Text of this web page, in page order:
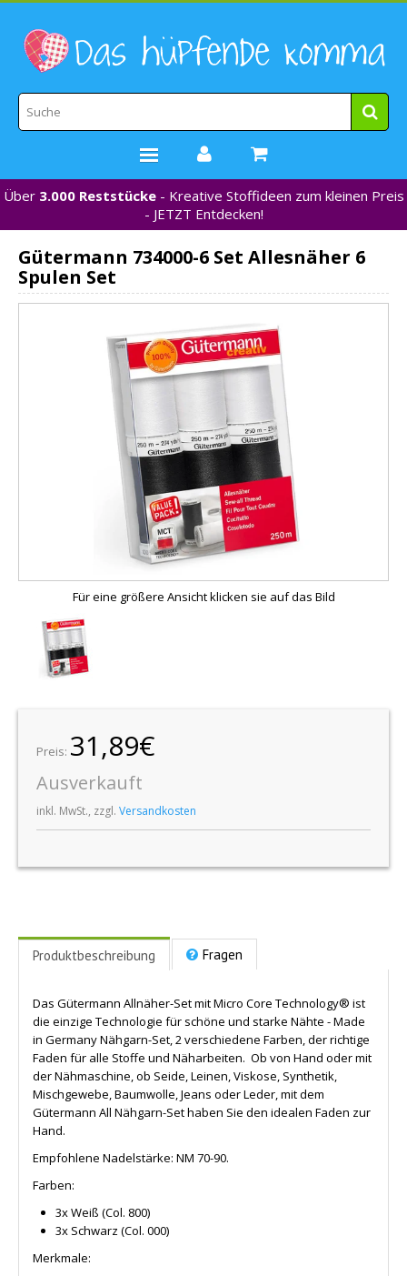
STOFFE
WEBBÄNDER
MARKEN
*NEU*
% REDUZIERT %
Über 3.000 Reststücke- Kreative Stoffideen zum kleinen Preis
- JETZT Entdecken!
Gütermann 734000-6 Set Allesnäher 6
Spulen Set
Für eine größere Ansicht klicken sie auf das Bild
Preis: 31,89€
Ausverkauft
inkl. MwSt., zzgl.Versandkosten
Produktbeschreibung Fragen
Das Gütermann Allnäher-Set mit Micro Core Technology® ist
die einzige Technologie für schöne und starke Nähte - Made
in Germany Nähgarn-Set, 2 verschiedene Farben, der richtige
Faden für alle Stoffe und Näharbeiten. Ob von Hand oder mit
der Nähmaschine, ob Seide, Leinen, Viskose, Synthetik,
Mischgewebe, Baumwolle, Jeans oder Leder, mit dem
Gütermann All Nähgarn-Set haben Sie den idealen Faden zur
Hand.
Empfohlene Nadelstärke: NM 70-90.
Farben:
3xWeiß (Col. 800)
3x Schwarz (Col. 000)
Merkmale: